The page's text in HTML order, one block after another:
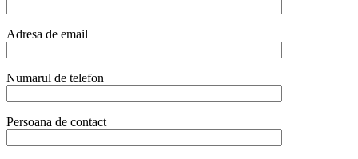
255x202x(H)95
mm
quantity
Adresa de email
Numarul de telefon
Persoana de contact